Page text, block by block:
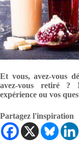
Et vous, avez-vous
avez-vous retiré ?
expérience ou vos
Partagez l'inspiration